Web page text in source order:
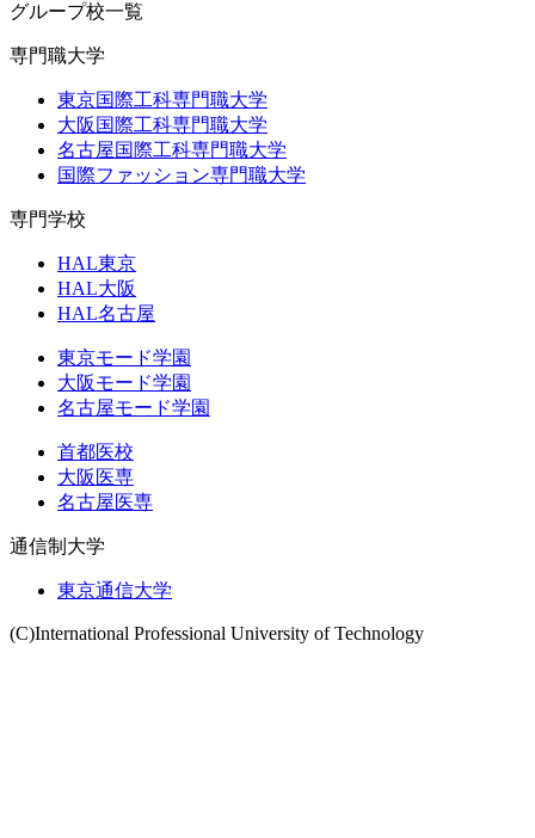
グループ校一覧
専門職大学
東京国際工科専門職大学
大阪国際工科専門職大学
名古屋国際工科専門職大学
国際ファッション専門職大学
専門学校
HAL東京
HAL大阪
HAL名古屋
東京モード学園
大阪モード学園
名古屋モード学園
首都医校
大阪医専
名古屋医専
通信制大学
東京通信大学
(C)International Professional University of Technology